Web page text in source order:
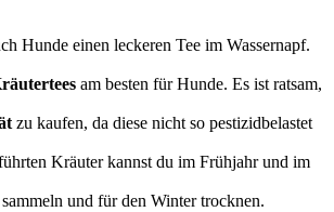
Hunde einen leckeren Tee im Wassernapf.
am besten für Hunde. Es ist ratsam,
zu kaufen, da diese nicht so pestizidbelastet
Kräuter kannst du im Frühjahr und im
und für den Winter trocknen.